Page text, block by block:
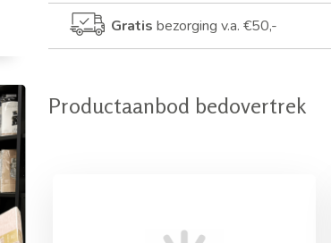
Gratis bezorging v.a. €50,-
Productaanbod bedovertrek